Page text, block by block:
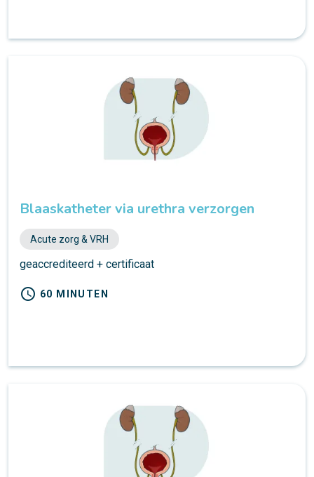
Blaaskatheter via urethra verzorgen
Acute zorg & VRH
geaccrediteerd + certificaat
schedule 60 MINUTEN